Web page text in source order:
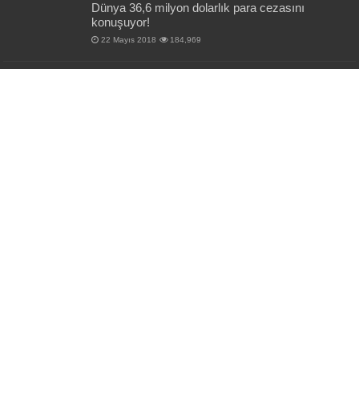
Dünya 36,6 milyon dolarlık para cezasını
konuşuyor!
22 Mayıs 2018 184,969
Ekonomi zirvesi sonrası flaş döviz kurur